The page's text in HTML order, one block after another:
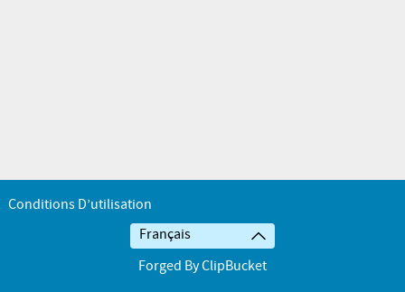
Conditions D’utilisation
Français
Forged By ClipBucket